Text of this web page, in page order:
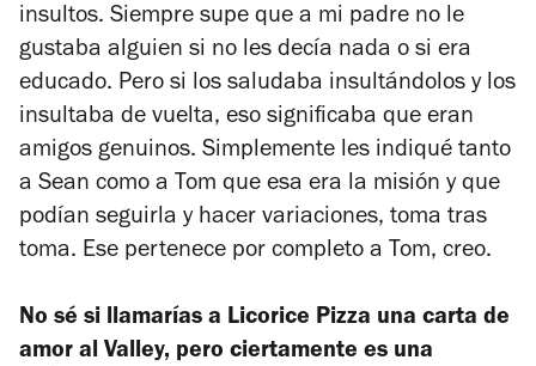
insultos. Siempre supe que a mi padre no le
gustaba alguien si no les decía nada o si era
educado. Pero si los saludaba insultándolos y los
insultaba de vuelta, eso significaba que eran
amigos genuinos. Simplemente les indiqué tanto
a Sean como a Tom que esa era la misión y que
podían seguirla y hacer variaciones, toma tras
toma. Ese pertenece por completo a Tom, creo.
No sé si llamarías a Licorice Pizza una carta de
amor al Valley, pero ciertamente es una